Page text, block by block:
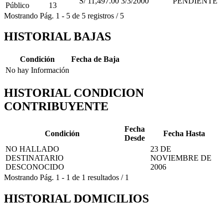
Público
13
Mostrando Pág. 1 - 5 de 5 registros / 5
HISTORIAL BAJAS
Condición
Fecha de Baja
No hay Información
HISTORIAL CONDICION
CONTRIBUYENTE
Condición
Fecha
Desde
Fecha Hasta
NO HALLADO
DESTINATARIO
DESCONOCIDO
23 DE
NOVIEMBRE DE
2006
Mostrando Pág. 1 - 1 de 1 resultados / 1
HISTORIAL DOMICILIOS